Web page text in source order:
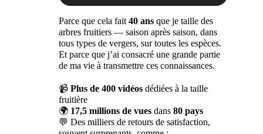
Parce que cela fait 40 ans que je taille des
arbres fruitiers — saison après saison, dans
tous types de vergers, sur toutes les espèces.
Et parce que j’ai consacré une grande partie
de ma vie à transmettre ces connaissances.
📹 Plus de 400 vidéos dédiées à la taille
fruitière
🌍 17,5 millions de vues dans 80 pays
💬 Des milliers de retours de satisfaction,